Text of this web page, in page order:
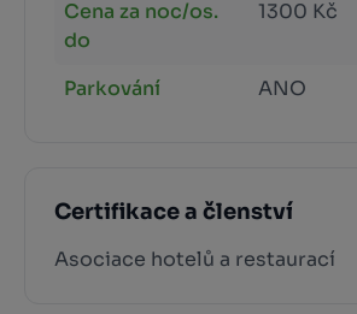
Cena za noc/os.
do
1300 Kč
Parkování ANO
Certifikace a členství
Asociace hotelů a restaurací